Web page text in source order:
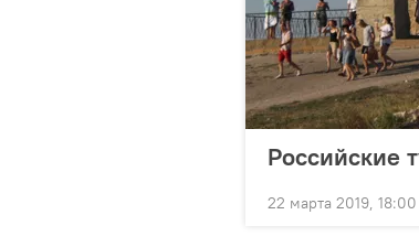
Российские
22 марта 2019, 18:00